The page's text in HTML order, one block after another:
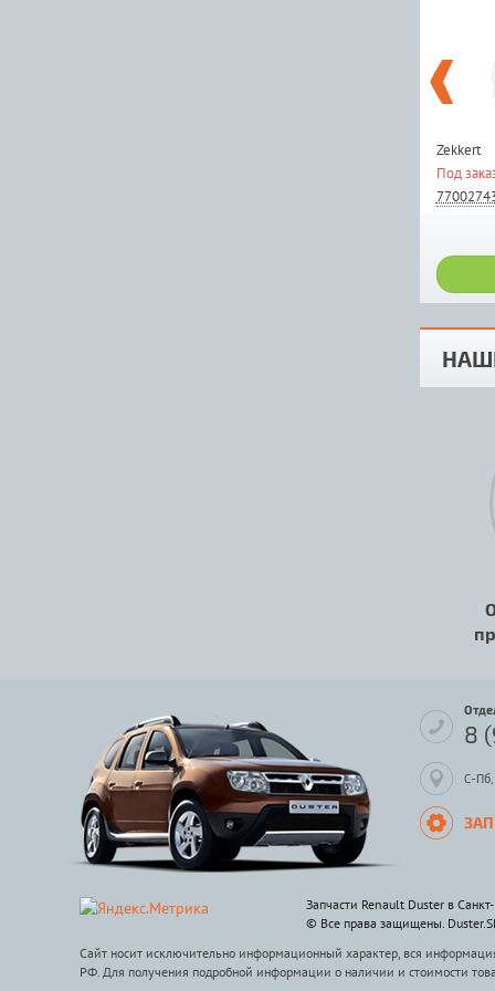
Zekkert
Под
8
С-Пб,
Запчасти Renault Duster в
© Все права защищены.
Сайт носит исключительно информационный характер, вся
РФ. Для получения подробной информации о наличии и стоимости